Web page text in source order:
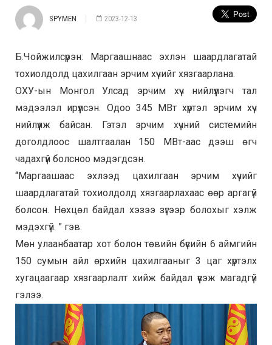
SPYMEN 2023-12-13
Б.Чойжилсүрэн: Маргаашнаас эхлэн шаардлагатай
тохиолдолд цахилгаан эрчим хүчийг хязгаарлана.
ОХУ-ын Монгол Улсад эрчим хүч нийлүүлэгч тал
мэдээлэл ирүүлсэн. Одоо 345 МВт хүртэл эрчим хүч
нийлүүлж байсан. Гэтэл эрчим хүчний системийн
доголдлоос шалтгаалан 150 МВт-аас дээш өгч
чадахгүй болсноо мэдэгдсэн.
“Маргаашаас эхлээд цахилгаан эрчим хүчийг
шаардлагатай тохиолдолд хязгаарлахаас өөр аргагүй
болсон. Нөхцөл байдал хэзээ зүгээр болохыг хэлж
мэдэхгүй. ” гэв.
Мөн улаанбаатар хот болон төвийн бүсийн 6 аймгийн
150 сумын айл өрхийн цахилгааныг 3 цаг хүртэлх
хугацаагаар хязгаарлалт хийж байдал үүсэж магадгүй
гэлээ.